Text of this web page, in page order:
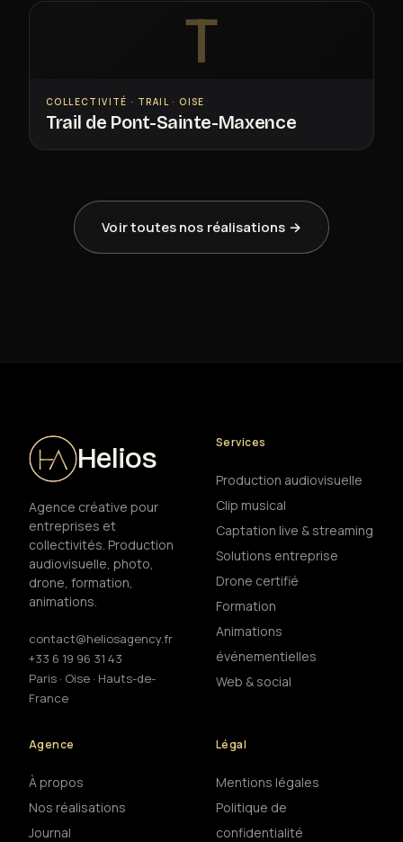
T
COLLECTIVITÉ · TRAIL · OISE
Trail de Pont-Sainte-Maxence
Voir toutes nos réalisations →
Helios
Agence créative pour
entreprises et
collectivités. Production
audiovisuelle, photo,
drone, formation,
animations.
contact@heliosagency.fr
+33 6 19 96 31 43
Paris · Oise · Hauts-de-
France
Services
Production audiovisuelle
Clip musical
Captation live & streaming
Solutions entreprise
Drone certifié
Formation
Animations
événementielles
Web & social
Agence
À propos
Nos réalisations
Journal
Légal
Mentions légales
Politique de
confidentialité